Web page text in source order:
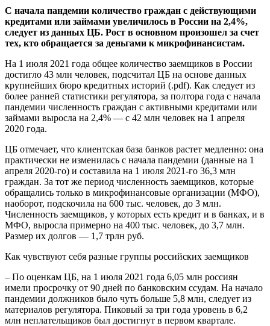
С начала пандемии количество граждан с действующими
кредитами или займами увеличилось в России на 2,4%,
следует из данных ЦБ. Рост в основном произошел за счет
тех, кто обращается за деньгами к микрофинансистам.
На 1 июля 2021 года общее количество заемщиков в России
достигло 43 млн человек, подсчитал ЦБ на основе данных
крупнейших бюро кредитных историй (.pdf). Как следует из
более ранней статистики регулятора, за полтора года с начала
пандемии численность граждан с активными кредитами или
займами выросла на 2,4% — с 42 млн человек на 1 апреля
2020 года.
ЦБ отмечает, что клиентская база банков растет медленно: она
практически не изменилась с начала пандемии (данные на 1
апреля 2020-го) и составила на 1 июля 2021-го 36,3 млн
граждан. За тот же период численность заемщиков, которые
обращались только в микрофинансовые организации (МФО),
наоборот, подскочила на 600 тыс. человек, до 3 млн.
Численность заемщиков, у которых есть кредит и в банках, и в
МФО, выросла примерно на 400 тыс. человек, до 3,7 млн.
Размер их долгов — 1,7 трлн руб.
Как чувствуют себя разные группы российских заемщиков
– По оценкам ЦБ, на 1 июля 2021 года 6,05 млн россиян
имели просрочку от 90 дней по банковским ссудам. На начало
пандемии должников было чуть больше 5,8 млн, следует из
материалов регулятора. Пиковый за три года уровень в 6,2
млн неплательщиков был достигнут в первом квартале.